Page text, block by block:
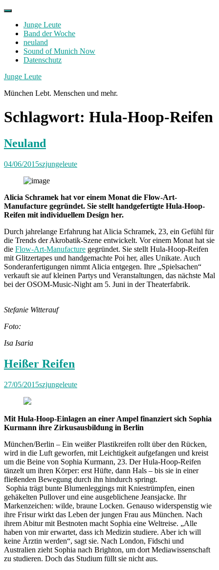
Skip
contentJunge Leute
Band der Woche
neuland
Sound of Munich Now
Datenschutz
Facebook
Twitter
Instagram
Junge Leute
München Lebt. Menschen und mehr.
Schlagwort: Hula-Hoop-Reifen
Neuland
04/06/2015szjungeleute
Alicia Schramek hat vor einem Monat die Flow-Art-
Manufacture gegründet. Sie stellt handgefertigte Hula-Hoop-
Reifen mit individuellem Design her.
Durch jahrelange Erfahrung hat Alicia Schramek, 23, ein Gefühl für
die Trends der Akrobatik-Szene entwickelt. Vor einem Monat hat sie
die Flow-Art-Manufacture gegründet. Sie stellt Hula-Hoop-Reifen
mit Glitzertapes und handgemachte Poi her, alles Unikate. Auch
Sonderanfertigungen nimmt Alicia entgegen. Ihre „Spielsachen“
verkauft sie auf kleinen Partys und Veranstaltungen, das nächste Mal
bei der OSOM-Music-Night am 5. Juni in der Theaterfabrik.
Stefanie Witterauf
Foto:
Isa Isaria
Heißer Reifen
27/05/2015szjungeleute
Mit Hula-Hoop-Einlagen an einer Ampel finanziert sich Sophia
Kurmann ihre Zirkusausbildung in Berlin
München/Berlin – Ein weißer Plastikreifen rollt über den Rücken,
wird in die Luft geworfen, mit Leichtigkeit aufgefangen und kreist
um die Beine von Sophia Kurmann, 23. Der Hula-Hoop-Reifen
tänzelt um ihren Körper: erst Hüfte, dann Hals – bis sie in einer
fließenden Bewegung durch ihn hindurch springt.
Sophia trägt bunte Blumenleggings mit Kniestrümpfen, einen
gehäkelten Pullover und eine ausgeblichene Jeansjacke. Ihr
Markenzeichen: wilde, braune Locken. Genauso widerspenstig wie
ihre Frisur wirkt das Leben der jungen Frau aus München. Nach
ihrem Abitur mit Bestnoten macht Sophia eine Weltreise. „Alle
haben von mir erwartet, dass ich Medizin studiere. Aber ich will
keine Ärztin werden“, sagt sie. Nach London, Fidschi und
Australien zieht Sophia nach Brighton, um dort Mediawissenschaft
zu studieren. Doch das Studium füllt sie nicht aus.